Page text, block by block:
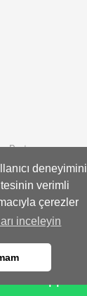
deneyimini
verimli
çerezler
inceleyin
Pasta